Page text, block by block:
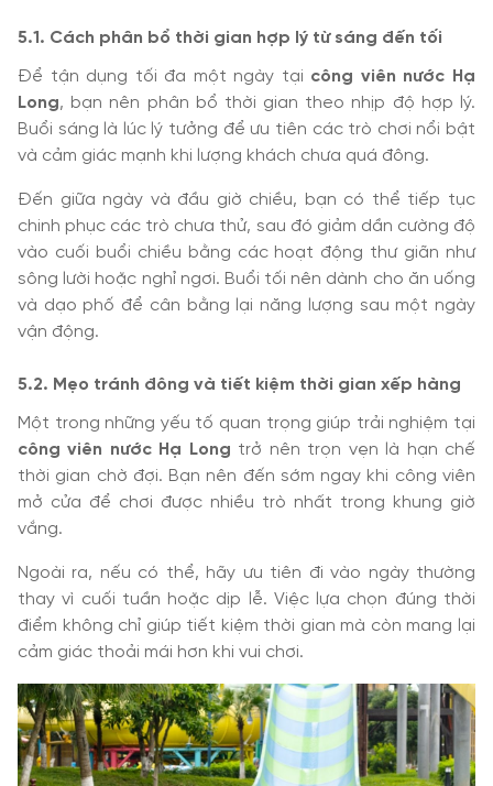
5.1. Cách phân bổ thời gian hợp lý từ sáng đến tối
Để tận dụng tối đa một ngày tại công viên nước Hạ
Long, bạn nên phân bổ thời gian theo nhịp độ hợp lý.
Buổi sáng là lúc lý tưởng để ưu tiên các trò chơi nổi bật
và cảm giác mạnh khi lượng khách chưa quá đông.
Đến giữa ngày và đầu giờ chiều, bạn có thể tiếp tục
chinh phục các trò chưa thử, sau đó giảm dần cường độ
vào cuối buổi chiều bằng các hoạt động thư giãn như
sông lười hoặc nghỉ ngơi. Buổi tối nên dành cho ăn uống
và dạo phố để cân bằng lại năng lượng sau một ngày
vận động.
5.2. Mẹo tránh đông và tiết kiệm thời gian xếp hàng
Một trong những yếu tố quan trọng giúp trải nghiệm tại
công viên nước Hạ Long trở nên trọn vẹn là hạn chế
thời gian chờ đợi. Bạn nên đến sớm ngay khi công viên
mở cửa để chơi được nhiều trò nhất trong khung giờ
vắng.
Ngoài ra, nếu có thể, hãy ưu tiên đi vào ngày thường
thay vì cuối tuần hoặc dịp lễ. Việc lựa chọn đúng thời
điểm không chỉ giúp tiết kiệm thời gian mà còn mang lại
cảm giác thoải mái hơn khi vui chơi.